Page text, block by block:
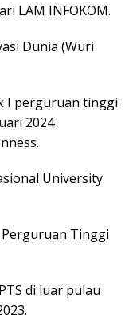
LAM INFOKOM.
Dunia (Wuri
I perguruan tinggi
2024
University
Tinggi
di luar pulau